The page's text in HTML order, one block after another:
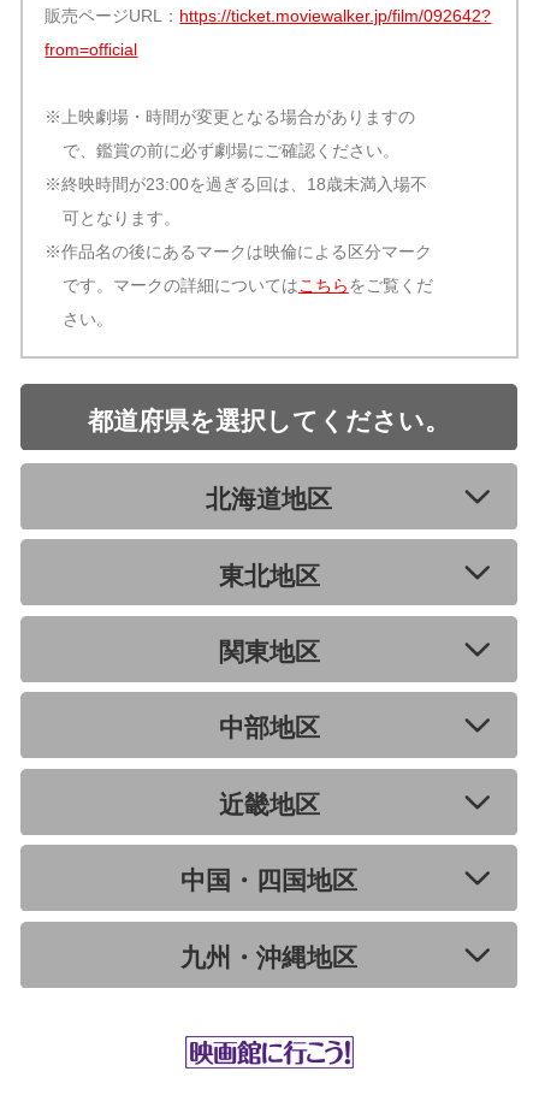
販売ページURL： https://ticket.moviewalker.jp/film/092642?
from=official
※上映劇場・時間が変更となる場合がありますの
で、鑑賞の前に必ず劇場にご確認ください。
※終映時間が23:00を過ぎる回は、18歳未満入場不
可となります。
※作品名の後にあるマークは映倫による区分マーク
です。マークの詳細についてはこちらをご覧くだ
さい。
都道府県を選択してください。
北海道地区
東北地区
関東地区
中部地区
近畿地区
中国・四国地区
九州・沖縄地区